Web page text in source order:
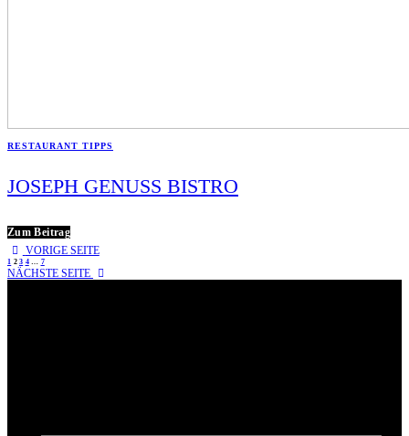
RESTAURANT TIPPS
JOSEPH GENUSS BISTRO
Zum Beitrag
VORIGE SEITE
1 2 3 4 … 7
NÄCHSTE SEITE